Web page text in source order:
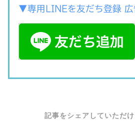
▼専用LINEを友だち登録 広